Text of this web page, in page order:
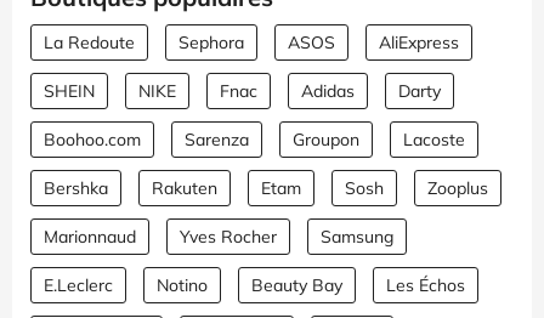
La Redoute Sephora ASOS AliExpress
SHEIN NIKE Fnac Adidas Darty
Boohoo.com Sarenza Groupon Lacoste
Bershka Rakuten Etam Sosh Zooplus
Marionnaud Yves Rocher Samsung
E.Leclerc Notino Beauty Bay Les Échos